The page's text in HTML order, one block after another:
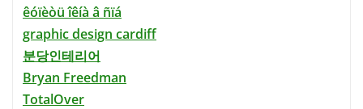
êóïèòü îêíà â ñïá
graphic design cardiff
분당인테리어
Bryan Freedman
TotalOver